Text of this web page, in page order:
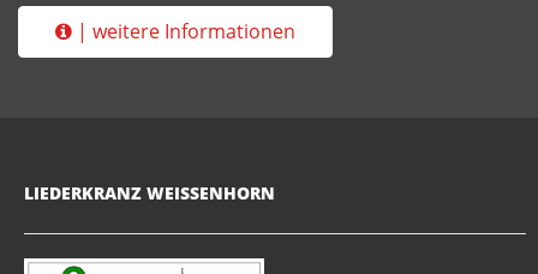
| weitere Informationen
LIEDERKRANZ WEISSENHORN